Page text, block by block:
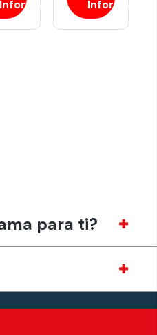
Información
Información
para ti?